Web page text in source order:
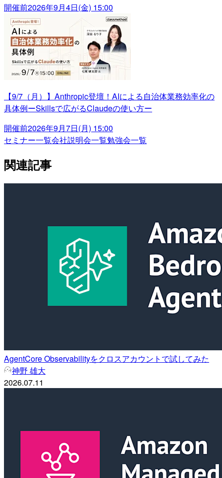
開催前2026年9月4日(金) 15:00
【9/7（月）】Anthropic登壇！AIによる自治体業務効率化の
具体例ーSkillsで広がるClaudeの使い方ー
開催前2026年9月7日(月) 15:00
セミナー一覧会社説明会一覧勉強会一覧
関連記事
AgentCore Observabilityをクロスアカウントで試してみた
神野 雄大
2026.07.11